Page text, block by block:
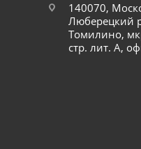
140070,
Люберецкий
Томилино,
стр. лит. А,